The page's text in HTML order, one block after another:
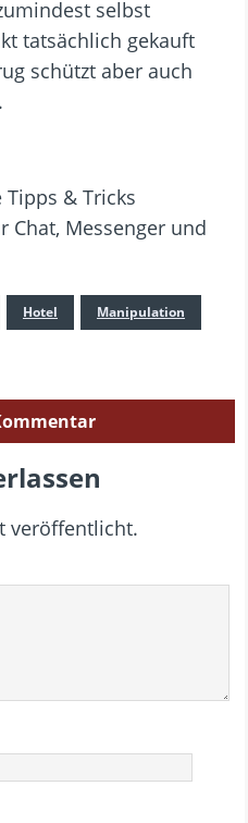
selbst
tatsächlich gekauft
schützt aber auch
Tipps & Tricks
Chat, Messenger und
Hotel Manipulation
veröffentlicht.